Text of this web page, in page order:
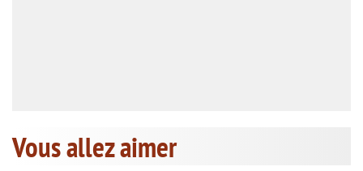
Vous allez aimer